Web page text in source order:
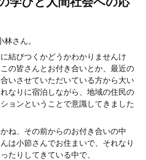
さん。
結びつくかどうかわかりませんけ
の皆さんとお付き合いとか、最近の
いさせていただいている方から大い
なりに宿泊しながら、地域の住民の
ョンということで意識してきました
ね、その前からのお付き合いの中
は小節さんでお住まいで、それなり
たりしてきている中で、